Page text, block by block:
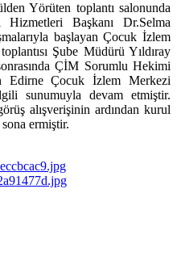
Yörüten toplantı salonunda
Başkanı Dr.Selma
başlayan Çocuk İzlem
Şube Müdürü Yıldıray
ÇİM Sorumlu Hekimi
Edirne Çocuk İzlem Merkezi
sunumuyla devam etmiştir.
alışverişinin ardından kurul
sona ermiştir.